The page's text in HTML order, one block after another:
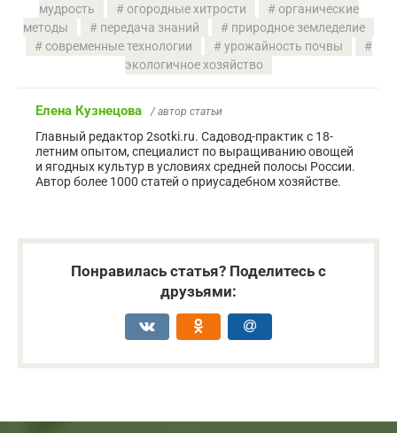
мудрость
огородные хитрости
органические
методы
передача знаний
природное земледелие
современные технологии
урожайность почвы
экологичное хозяйство
Елена Кузнецова / автор статьи
Главный редактор 2sotki.ru. Садовод-практик с 18-
летним опытом, специалист по выращиванию овощей
и ягодных культур в условиях средней полосы России.
Автор более 1000 статей о приусадебном хозяйстве.
Понравилась статья? Поделитесь с
друзьями: